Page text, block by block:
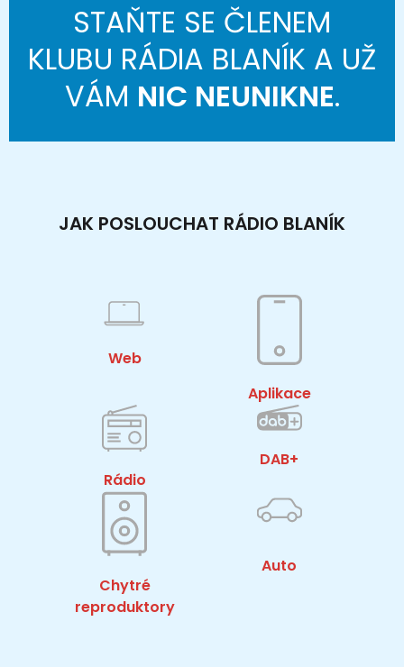
STAŇTE SE ČLENEM
KLUBU RÁDIA BLANÍK A UŽ
VÁM NIC NEUNIKNE.
JAK POSLOUCHAT RÁDIO BLANÍK
Web
Aplikace
Rádio
DAB+
Chytré
reproduktory
Auto